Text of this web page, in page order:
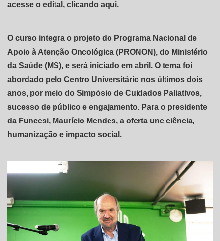
acesse o edital, clicando aqui.
O curso integra o projeto do Programa Nacional de
Apoio à Atenção Oncológica (PRONON), do Ministério
da Saúde (MS), e será iniciado em abril. O tema foi
abordado pelo Centro Universitário nos últimos dois
anos, por meio do Simpósio de Cuidados Paliativos,
sucesso de público e engajamento. Para o presidente
da Funcesi, Maurício Mendes, a oferta une ciência,
humanização e impacto social.